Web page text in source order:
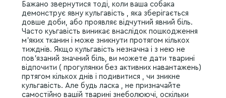
Бажано звернутися тоді, коли ваша собака
демонструє явну кульгавість , яка зберігається
довше доби, або проявляє відчутний явний біль.
Часто куьгавість виникає внаслідок пошкодження
м’яких тканин і може зникнути протягом кількох
тижднів. Якщо кульгавість незначна і з нею не
пов’язаний значний біль, ви можете дати тварині
відпочити ( прогулянки без активних навантажень)
пртягом кількох днів і подивитися , чи зникне
кульгавість. Але будь ласка , не призначайте
самостійно вашій тварині знеболюючі, оскільки